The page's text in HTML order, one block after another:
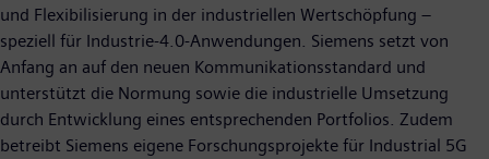
und Flexibilisierung in der industriellen Wertschöpfung –
speziell für Industrie-4.0-Anwendungen. Siemens setzt von
Anfang an auf den neuen Kommunikationsstandard und
unterstützt die Normung sowie die industrielle Umsetzung
durch Entwicklung eines entsprechenden Portfolios. Zudem
betreibt Siemens eigene Forschungsprojekte für Industrial 5G